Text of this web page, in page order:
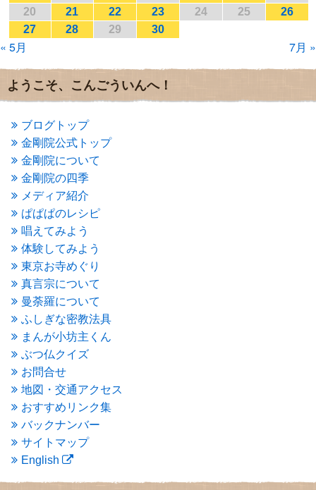
2017年1月(2)
2016年12月(4)
2016年11月(3)
2016年10月
2016年8月
2016年7月
(3)
2016年5月(3)
2016年4月
(4)
2016年3月 (4)
2016年2月 (5)
2016年1月(3)
2015年12月(6)
2015年11月 (4)
2015年10月
(4)
2015年9月(3)
2015年8月(4)
2015年7月(4)
2015年6月(3)
2015年5月(1)
2015年4月(1)
2015年3月 (3)
2015年2月(3)
2015年1月(1)
2014年12月
2014年9月(1)
2014年5月 (1)
2014年4月
2014年1月(1)
2013年11月 (4)
2013年10月
20 21 22 23 24 25
26
27
28 29 30
« 5月 7月 »
ようこそ、こんごういんへ！
ブログトップ
金剛院公式トップ
金剛院について
金剛院の四季
メディア紹介
ぱぱぱのレシピ
唱えてみよう
体験してみよう
東京お寺めぐり
真言宗について
曼荼羅について
ふしぎな密教法具
まんが小坊主くん
ぶつ仏クイズ
お問合せ
地図・交通アクセス
おすすめリンク集
バックナンバー
サイトマップ
English